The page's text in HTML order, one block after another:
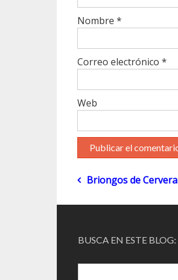
Nombre *
Correo electrónico *
Web
Navegación
de
Briongos de Cervera
BUSCA EN ESTE BLOG: